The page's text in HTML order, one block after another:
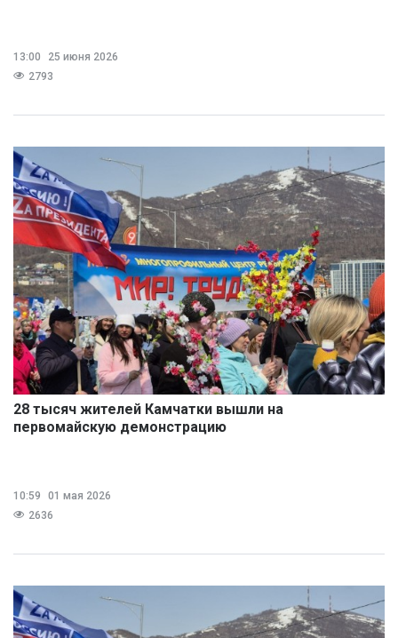
13:00
25 июня 2026
2793
28 тысяч жителей Камчатки вышли на
первомайскую демонстрацию
10:59
01 мая 2026
2636